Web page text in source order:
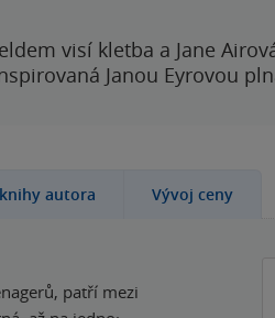
visí kletba a Jane
Janou Eyrovou
autora Vývoj ceny
patří mezi